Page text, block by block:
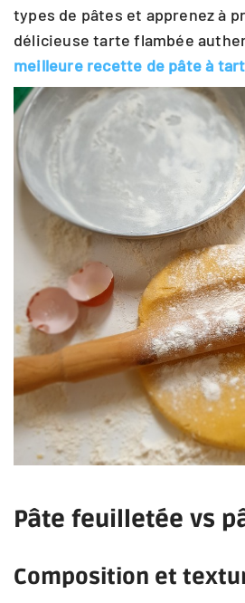
types de pâtes et apprenez à
délicieuse tarte flambée
meilleure recette de pâte à
Pâte feuilletée vs
Composition et